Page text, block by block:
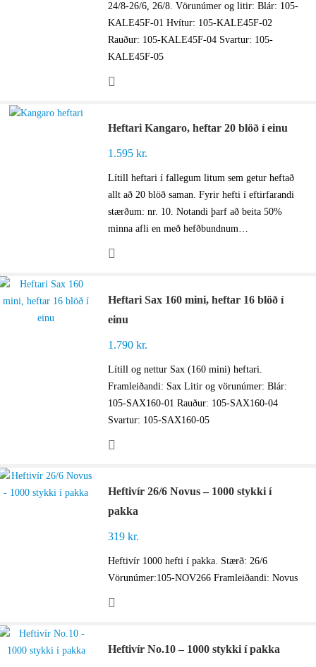
24/8-26/6, 26/8. Vörunúmer og litir: Blár: 105-
KALE45F-01 Hvítur: 105-KALE45F-02
Rauður: 105-KALE45F-04 Svartur: 105-
KALE45F-05
Heftari Kangaro, heftar 20 blöð í einu
1.595kr.
Lítill heftari í fallegum litum sem getur heftað
allt að 20 blöð saman. Fyrir hefti í eftirfarandi
stærðum: nr. 10. Notandi þarf að beita 50%
minna afli en með hefðbundnum…
Heftari Sax 160 mini, heftar 16 blöð í
einu
1.790kr.
Lítill og nettur Sax (160 mini) heftari.
Framleiðandi: Sax Litir og vörunúmer: Blár:
105-SAX160-01 Rauður: 105-SAX160-04
Svartur: 105-SAX160-05
Heftivír 26/6 Novus – 1000 stykki í
pakka
319kr.
Heftivír 1000 hefti í pakka. Stærð: 26/6
Vörunúmer:105-NOV266 Framleiðandi: Novus
Heftivír No.10 – 1000 stykki í pakka